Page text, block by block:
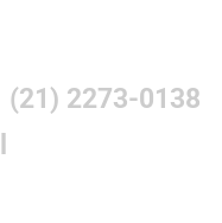
(21) 2273-0138